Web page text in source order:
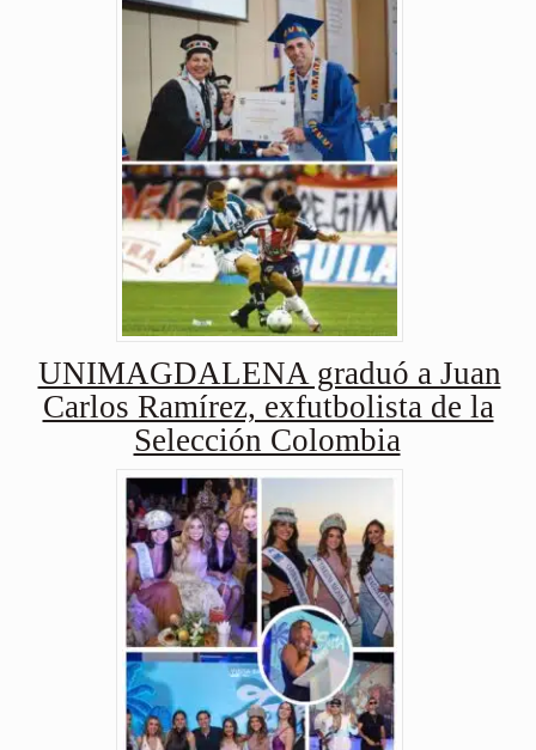
UNIMAGDALENA graduó a Juan
Carlos Ramírez, exfutbolista de la
Selección Colombia